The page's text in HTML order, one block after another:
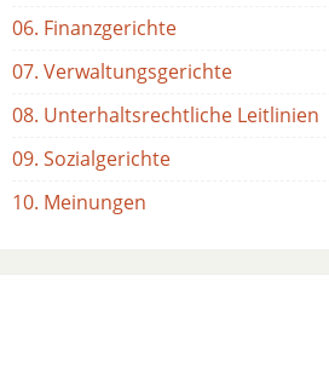
06. Finanzgerichte
07. Verwaltungsgerichte
08. Unterhaltsrechtliche Leitlinien
09. Sozialgerichte
10. Meinungen